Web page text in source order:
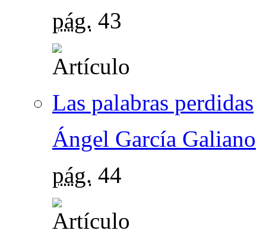
pág. 43
Las palabras perdidas
Ángel García Galiano
pág. 44